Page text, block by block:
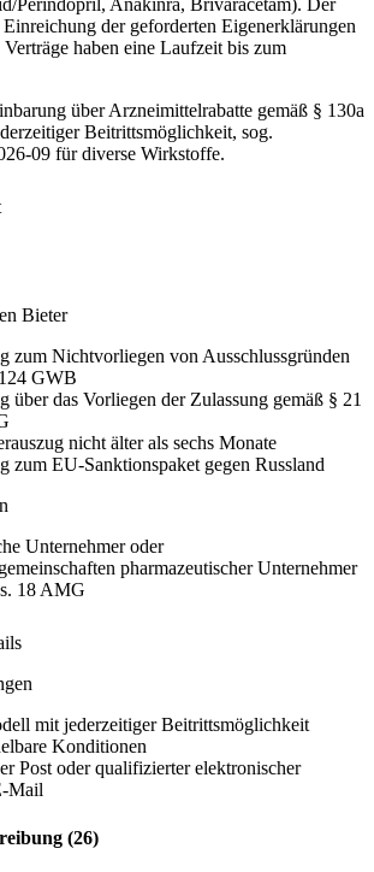
Perindopril, Anakinra, Brivaracetam). Der
der geforderten Eigenerklärungen
haben eine Laufzeit bis zum
über Arzneimittelrabatte gemäß § 130a
Beitrittsmöglichkeit, sog.
09 für diverse Wirkstoffe.
Bieter
zum Nichtvorliegen von Ausschlussgründen
GWB
über das Vorliegen der Zulassung gemäß § 21
nicht älter als sechs Monate
zum EU-Sanktionspaket gegen Russland
Unternehmer oder
pharmazeutischer Unternehmer
18 AMG
mit jederzeitiger Beitrittsmöglichkeit
Konditionen
Post oder qualifizierter elektronischer
Mail
(26)